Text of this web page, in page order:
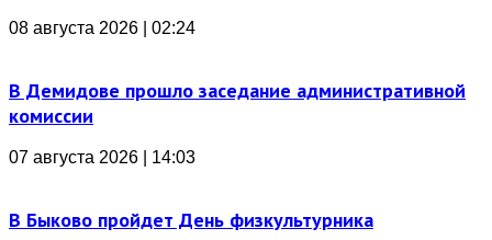
08 августа 2026 | 02:24
В Демидове прошло заседание административной
комиссии
07 августа 2026 | 14:03
В Быково пройдет День физкультурника